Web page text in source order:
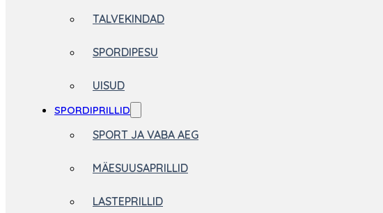
TALVEKINDAD
SPORDIPESU
UISUD
SPORDIPRILLID
SPORT JA VABA AEG
MÄESUUSAPRILLID
LASTEPRILLID